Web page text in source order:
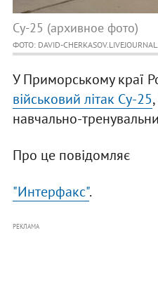
Су-25 (архивное фото)
ФОТО: DAVID-
У Приморському краї
військовий літак Су-25
навчально-
Про це повідомляє
"Интерфакс".
РЕКЛАМА